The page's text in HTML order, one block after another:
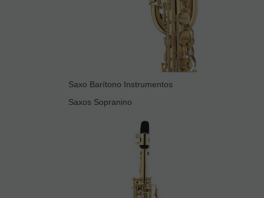
Saxo Barítono Instrumentos
Saxos Sopranino